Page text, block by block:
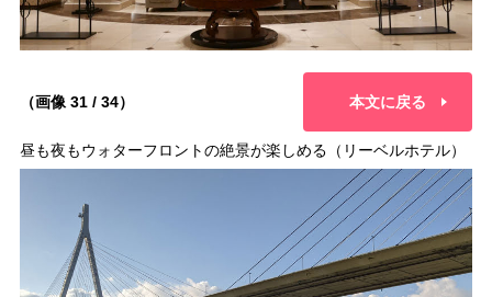
（画像 31 / 34） 本文に戻る
昼も夜もウォターフロントの絶景が楽しめる（リーベルホテル）